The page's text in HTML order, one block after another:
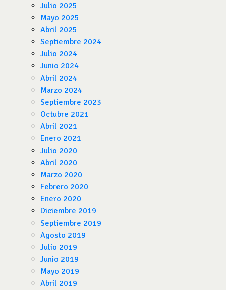
Julio 2025
Mayo 2025
Abril 2025
Septiembre 2024
Julio 2024
Junio 2024
Abril 2024
Marzo 2024
Septiembre 2023
Octubre 2021
Abril 2021
Enero 2021
Julio 2020
Abril 2020
Marzo 2020
Febrero 2020
Enero 2020
Diciembre 2019
Septiembre 2019
Agosto 2019
Julio 2019
Junio 2019
Mayo 2019
Abril 2019